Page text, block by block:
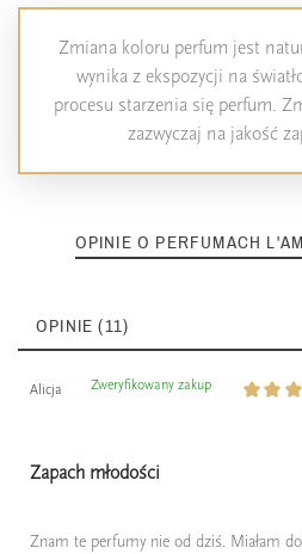
Zmiana koloru perfum jest
wynika z ekspozycji na
procesu starzenia się perfum.
zazwyczaj na jakość
OPINIE O PERFUMACH
OPINIE (11)
Alicja Zweryfikowany zakup
Zapach młodości
Znam te perfumy nie od dziś. Miałam